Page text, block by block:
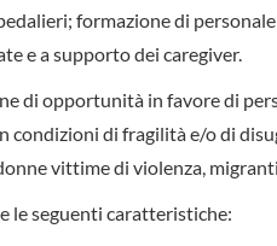
formazione di
e a supporto dei caregiver.
di opportunità in favore di
condizioni di fragilità e/o di
vittime di violenza,
le seguenti caratteristiche: